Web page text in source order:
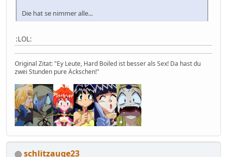
Die hat se nimmer alle...
:LOL:
Original Zitat: "Ey Leute, Hard Boiled ist besser als Sex! Da hast du
zwei Stunden pure Äckschen!"
schlitzauge23